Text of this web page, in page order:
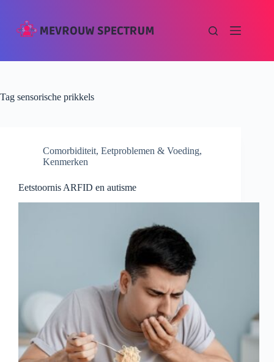
Tag sensorische prikkels
Comorbiditeit, Eetproblemen & Voeding,
Kenmerken
Eetstoornis ARFID en autisme